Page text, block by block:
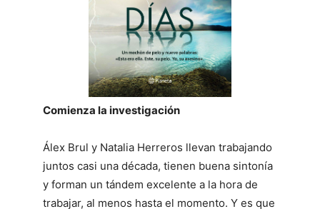
Comienza la investigación
Álex Brul y Natalia Herreros llevan trabajando
juntos casi una década, tienen buena sintonía
y forman un tándem excelente a la hora de
trabajar, al menos hasta el momento. Y es que